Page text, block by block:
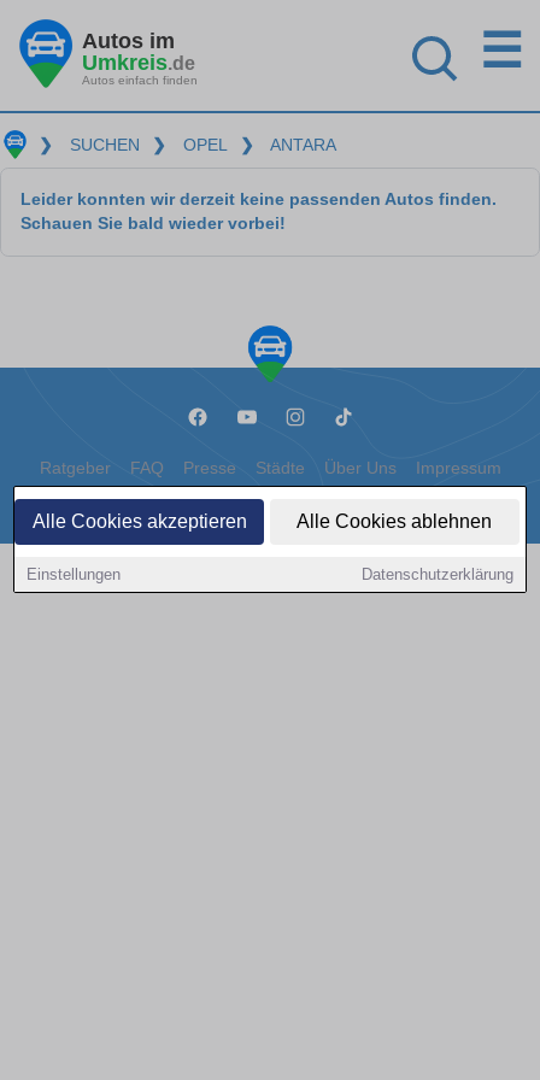
Alle Cookies akzeptieren Alle Cookies ablehnen
Einstellungen Datenschutzerklärung
Autos im
Umkreis.de
Autos einfach finden
☰
❯ SUCHEN ❯ OPEL ❯ ANTARA
Leider konnten wir derzeit keine passenden Autos finden.
Schauen Sie bald wieder vorbei!
Ratgeber FAQ Presse Städte Über Uns Impressum
Datenschutz Cookies
Copyright © 2000 - 2026 | 1A Infosysteme GmbH | Content by: 1a-sites-autos